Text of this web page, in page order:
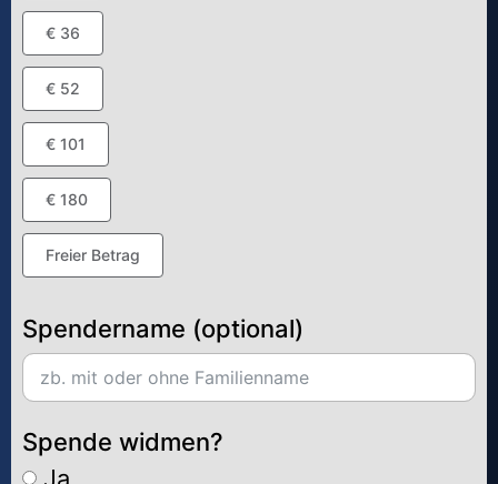
€ 36
€ 52
€ 101
€ 180
Freier Betrag
Spendername (optional)
Spende widmen?
Ja